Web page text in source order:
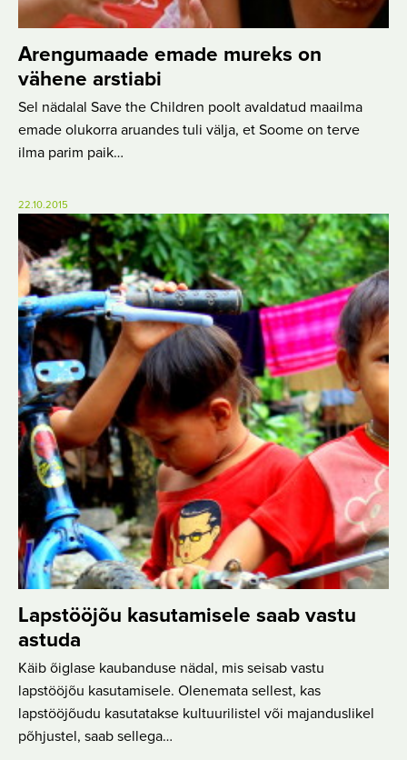
Arengumaade emade mureks on
vähene arstiabi
Sel nädalal Save the Children poolt avaldatud maailma
emade olukorra aruandes tuli välja, et Soome on terve
ilma parim paik…
22.10.2015
Lapstööjõu kasutamisele saab vastu
astuda
Käib õiglase kaubanduse nädal, mis seisab vastu
lapstööjõu kasutamisele. Olenemata sellest, kas
lapstööjõudu kasutatakse kultuurilistel või majanduslikel
põhjustel, saab sellega…